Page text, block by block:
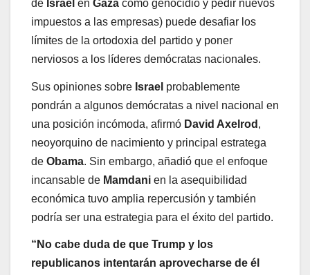
de Israel en Gaza como genocidio y pedir nuevos
impuestos a las empresas) puede desafiar los
límites de la ortodoxia del partido y poner
nerviosos a los líderes demócratas nacionales.
Sus opiniones sobre Israel probablemente
pondrán a algunos demócratas a nivel nacional en
una posición incómoda, afirmó David Axelrod ,
neoyorquino de nacimiento y principal estratega
de Obama. Sin embargo, añadió que el enfoque
incansable de Mamdani en la asequibilidad
económica tuvo amplia repercusión y también
podría ser una estrategia para el éxito del partido.
“No cabe duda de que Trump y los
republicanos intentarán aprovecharse de él